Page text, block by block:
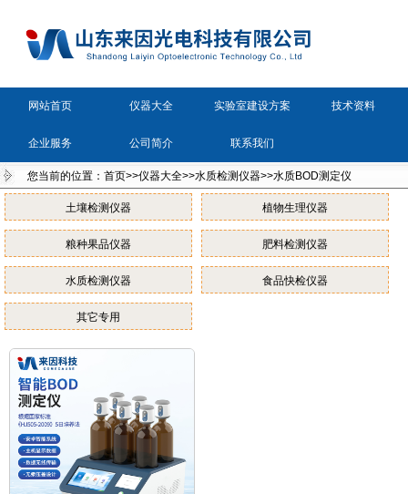
网站首页 仪器大全 实验室建设方案 技术资料
企业服务 公司简介 联系我们
您当前的位置： 首页>>仪器大全>>水质检测仪器>>水质BOD测定仪
土壤检测仪器 植物生理仪器
粮种果品仪器 肥料检测仪器
水质检测仪器 食品快检仪器
其它专用